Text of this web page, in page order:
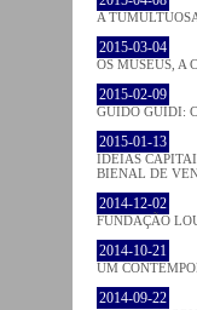
A
2015-03-04
OS MUSEUS, A
2015-02-09
GUIDO GUIDI:
2015-01-13
IDEIAS
BIENAL DE
2014-12-02
FUNDAÇÃO
2014-10-21
UM
2014-09-22